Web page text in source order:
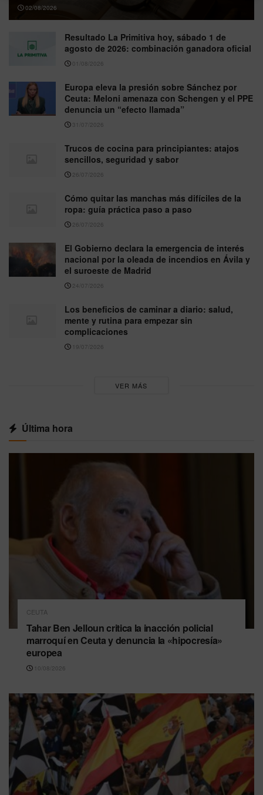
02/08/2026
Resultado La Primitiva hoy, sábado 1 de
agosto de 2026: combinación ganadora oficial
01/08/2026
Europa eleva la presión sobre Sánchez por
Ceuta: Meloni amenaza con Schengen y el PPE
denuncia un “efecto llamada”
31/07/2026
Trucos de cocina para principiantes: atajos
sencillos, seguridad y sabor
26/07/2026
Cómo quitar las manchas más difíciles de la
ropa: guía práctica paso a paso
26/07/2026
El Gobierno declara la emergencia de interés
nacional por la oleada de incendios en Ávila y
el suroeste de Madrid
24/07/2026
Los beneficios de caminar a diario: salud,
mente y rutina para empezar sin
complicaciones
19/07/2026
VER MÁS
Última hora
CEUTA
Tahar Ben Jelloun critica la inacción policial
marroquí en Ceuta y denuncia la «hipocresía»
europea
10/08/2026